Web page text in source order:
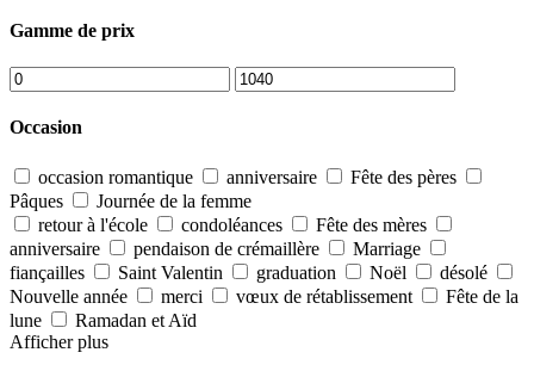
Gamme de prix
Occasion
occasion romantique anniversaire
Fête des pères
Pâques
Journée de la femme
retour à l'école
condoléances
Fête des mères
anniversaire
pendaison de crémaillère
Marriage
fiançailles
Saint Valentin graduation Noël
désolé
Nouvelle année
merci vœux de rétablissement
Fête de la
lune
Ramadan et Aïd
Afficher plus